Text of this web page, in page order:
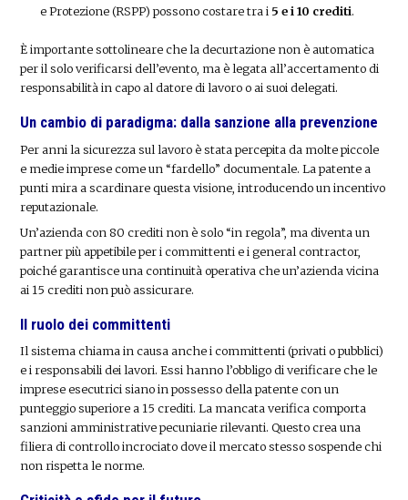
e Protezione (RSPP) possono costare tra i 5 e i 10 crediti.
È importante sottolineare che la decurtazione non è automatica
per il solo verificarsi dell’evento, ma è legata all’accertamento di
responsabilità in capo al datore di lavoro o ai suoi delegati.
Un cambio di paradigma: dalla sanzione alla prevenzione
Per anni la sicurezza sul lavoro è stata percepita da molte piccole
e medie imprese come un “fardello” documentale. La patente a
punti mira a scardinare questa visione, introducendo un incentivo
reputazionale.
Un’azienda con 80 crediti non è solo “in regola”, ma diventa un
partner più appetibile per i committenti e i general contractor,
poiché garantisce una continuità operativa che un’azienda vicina
ai 15 crediti non può assicurare.
Il ruolo dei committenti
Il sistema chiama in causa anche i committenti (privati o pubblici)
e i responsabili dei lavori. Essi hanno l’obbligo di verificare che le
imprese esecutrici siano in possesso della patente con un
punteggio superiore a 15 crediti. La mancata verifica comporta
sanzioni amministrative pecuniarie rilevanti. Questo crea una
filiera di controllo incrociato dove il mercato stesso sospende chi
non rispetta le norme.